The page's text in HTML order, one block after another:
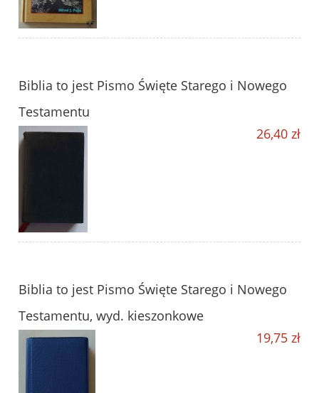
Biblia to jest Pismo Święte Starego i Nowego
Testamentu
26,40 zł
Biblia to jest Pismo Święte Starego i Nowego
Testamentu, wyd. kieszonkowe
19,75 zł